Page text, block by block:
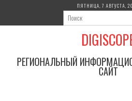
содержимому
ПЯТНИЦА, 7 АВГУСТА,
РЕГИОНАЛЬНЫЙ
САЙТ